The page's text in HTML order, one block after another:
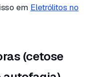
em Eletrólitos no
(cetose